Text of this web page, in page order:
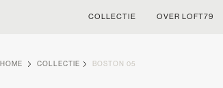
COLLECTIE OVER LOFT79
HOME COLLECTIE BOSTON 05